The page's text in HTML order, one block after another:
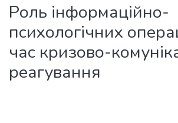
Роль інформаційно-
психологічних
час кризово-
реагування